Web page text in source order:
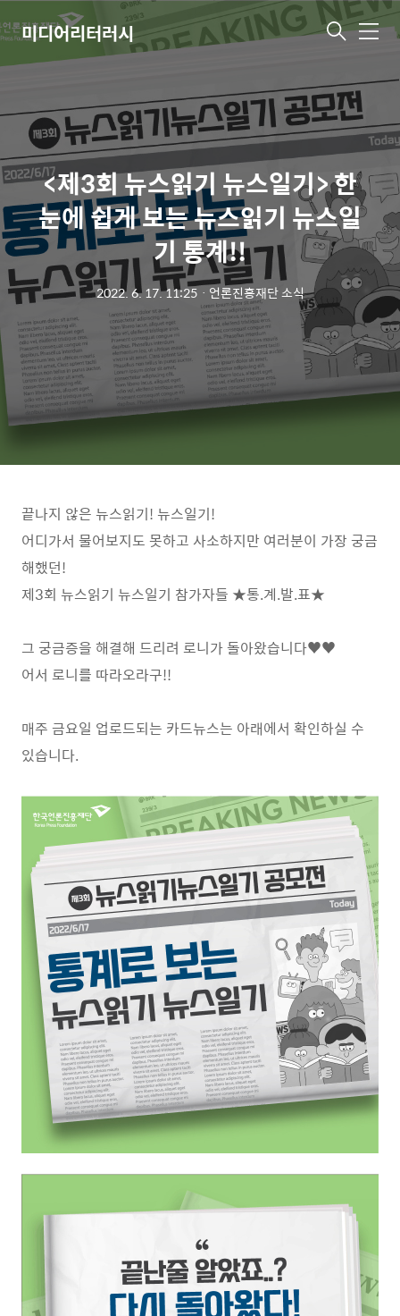
미디어리터러시 메
<제3회 뉴스읽기 뉴스일기> 한
눈에 쉽게 보는 뉴스읽기 뉴스일
기 통계!!
2022. 6. 17. 11:25ㆍ 언론진흥재단 소식
끝나지 않은 뉴스읽기! 뉴스일기!
어디가서 물어보지도 못하고 사소하지만 여러분이 가장 궁금
해했던!
제3회 뉴스읽기 뉴스일기 참가자들 ★통.계.발.표★
그 궁금증을 해결해 드리려 로니가 돌아왔습니다♥♥
어서 로니를 따라오라구!!
매주 금요일 업로드되는 카드뉴스는 아래에서 확인하실 수
있습니다.